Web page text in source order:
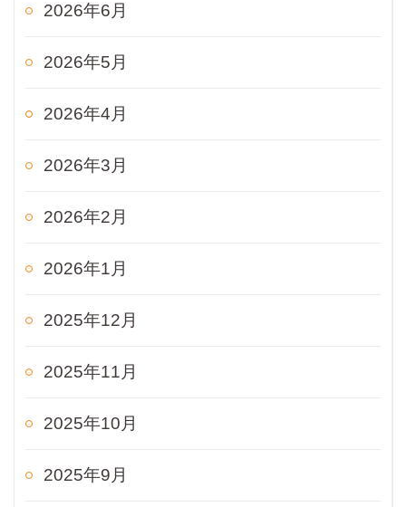
2026年6月
2026年5月
2026年4月
2026年3月
2026年2月
2026年1月
2025年12月
2025年11月
2025年10月
2025年9月